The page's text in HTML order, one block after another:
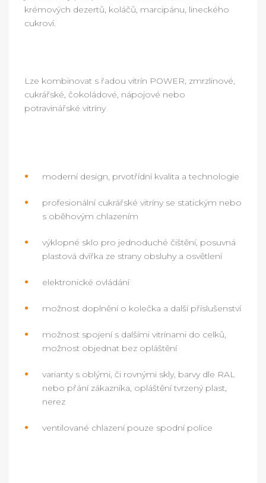
krémových dezertů, koláčů, marcipánu, lineckého
cukroví.
Lze kombinovat s řadou vitrín POWER, zmrzlinové,
cukrářské, čokoládové, nápojové nebo
potravinářské vitríny
moderní design, prvotřídní kvalita a technologie
profesionální cukrářské vitríny se statickým nebo
s oběhovým chlazením
výklopné sklo pro jednoduché čištění, posuvná
plastová dvířka ze strany obsluhy a osvětlení
elektronické ovládání
možnost doplnění o kolečka a další příslušenství
možnost spojení s dalšími vitrínami do celků,
možnost objednat bez opláštění
varianty s oblými, či rovnými skly, barvy dle RAL
nebo přání zákazníka, opláštění tvrzený plast,
nerez
ventilované chlazení pouze spodní police